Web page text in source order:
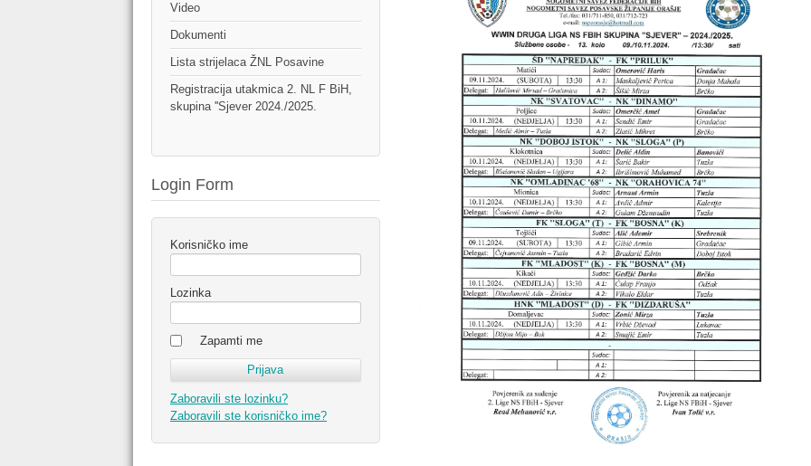
Video
Dokumenti
Lista strijelaca ŽNL Posavine
Registracija utakmica 2. NL F BiH,
skupina ''Sjever 2024./2025.
Login Form
Korisničko ime
Lozinka
Zapamti me
Zaboravili ste lozinku?
Zaboravili ste korisničko ime?